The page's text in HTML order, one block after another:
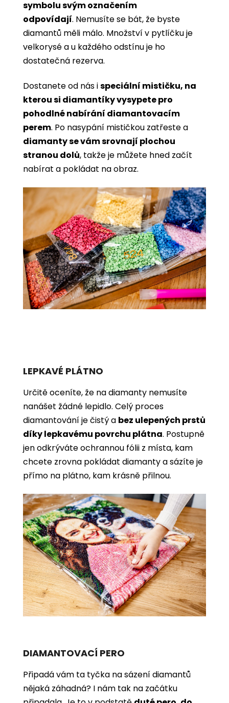
symbolu svým označením
odpovídají. Nemusíte se bát, že byste
diamantů měli málo. Množství v pytlíčku je
velkorysé a u každého odstínu je ho
dostatečná rezerva.
Dostanete od nás ispeciální mističku, na
kterou si diamantíky vysypete pro
pohodlné nabírání diamantovacím
perem. Po nasypání mističkou zatřeste a
diamanty se vám srovnají plochou
stranou dolů, takže je můžete hned začít
nabírat a pokládat na obraz.
LEPKAVÉ PLÁTNO
Určitě oceníte, že na diamanty nemusíte
nanášet žádné lepidlo. Celý proces
diamantování je čistý a bez ulepených prstů
díky lepkavému povrchu plátna. Postupně
jen odkrýváte ochrannou fólii z místa, kam
chcete zrovna pokládat diamanty a sázíte je
přímo na plátno, kam krásně přilnou.
DIAMANTOVACÍ PERO
Připadá vám ta tyčka na sázení diamantů
nějaká záhadná? I nám tak na začátku